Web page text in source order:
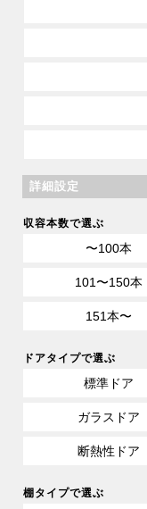
詳細設定
収容本数で選ぶ
〜100本
101〜150本
151本〜
ドアタイプで選ぶ
標準ドア
ガラスドア
断熱性ドア
棚タイプで選ぶ